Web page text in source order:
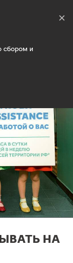
сбором и
×
НА